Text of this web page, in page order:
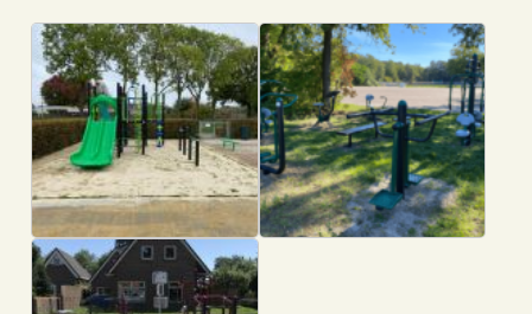
Nieuwe speeltoestellen voor
schoolplein IKC De Eik in
Nieuwstadt